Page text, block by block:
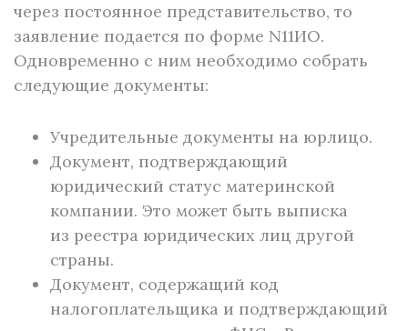
через постоянное представительство, то
заявление подается по форме N11ИО.
Одновременно с ним необходимо собрать
следующие документы:
Учредительные документы на юрлицо.
Документ, подтверждающий
юридический статус материнской
компании. Это может быть выписка
из реестра юридических лиц другой
страны.
Документ, содержащий код
налогоплательщика и подтверждающий